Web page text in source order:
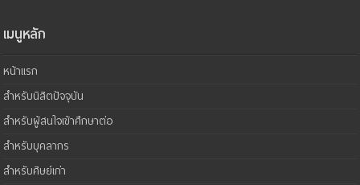
เมนูหลัก
หน้าแรก
สำหรับนิสิตปัจจุบัน
สำหรับผู้สนใจเข้าศึกษาต่อ
สำหรับบุคลากร
สำหรับศิษย์เก่า